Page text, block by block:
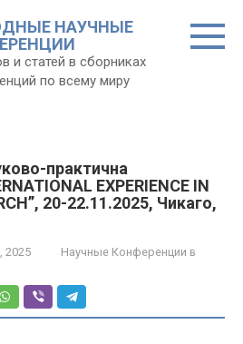
НАУЧНЫЕ
и статей в сборниках
по всему миру
практична
EXPERIENCE IN
20-22.11.2025, Чикаго,
2025
Научные Конференции в